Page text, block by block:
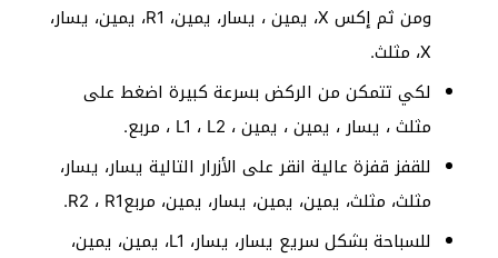
ومن ثم إكس X، يمين ، يسار، يمين، R1، يمين، يسار،
X، مثلث.
لكي تتمكن من الركض بسرعة كبيرة اضغط على
مثلث ، يسار ، يمين ، يمين ، L1 ، L2 ، مربع.
للقفز قفزة عالية انقر على الأزرار التالية يسار، يسار،
مثلث، مثلث، يمين، يمين، يسار، يمين، مربعR2 ، R1.
للسباحة بشكل سريع يسار، يسار، L1، يمين، يمين،